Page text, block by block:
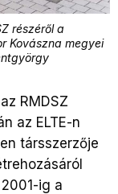
részéről a
Kovászna megyei
RMDSZ
az ELTE-n
társszerzője
ig a